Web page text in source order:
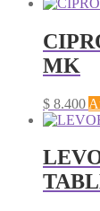
MK
$ 8.400